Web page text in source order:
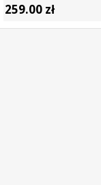
259.00 zł